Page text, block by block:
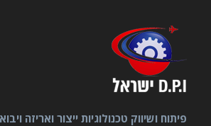
פיתוח ושיווק טכנולוגיות ייצור ואריזה